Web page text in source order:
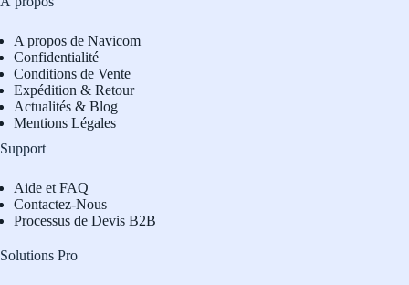
A propos de Navicom
Confidentialité
Conditions de Vente
Expédition & Retour
Actualités & Blog
Mentions Légales
Support
Aide et FAQ
Contactez-Nous
Processus de Devis B2B
Solutions Pro